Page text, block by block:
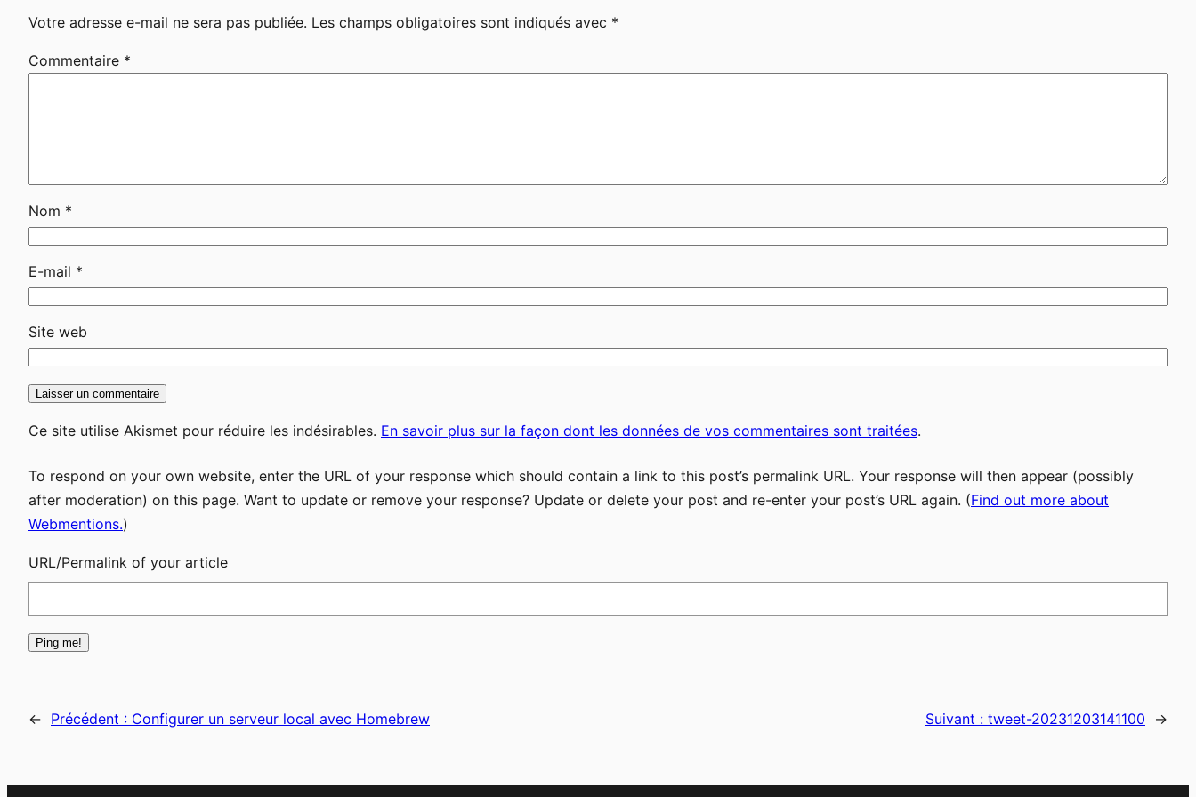
Votre adresse e-mail ne sera pas publiée. Les champs obligatoires sont indiqués avec *
Commentaire *
Nom *
E-mail *
Site web
Ce site utilise Akismet pour réduire les indésirables. En savoir plus sur la façon dont les données de vos commentaires sont traitées.
To respond on your own website, enter the URL of your response which should contain a link to this post’s permalink URL. Your response will then appear (possibly
after moderation) on this page. Want to update or remove your response? Update or delete your post and re-enter your post’s URL again. (Find out more about
Webmentions.)
URL/Permalink of your article
← Précédent : Configurer un serveur local avec Homebrew Suivant : tweet-20231203141100 →